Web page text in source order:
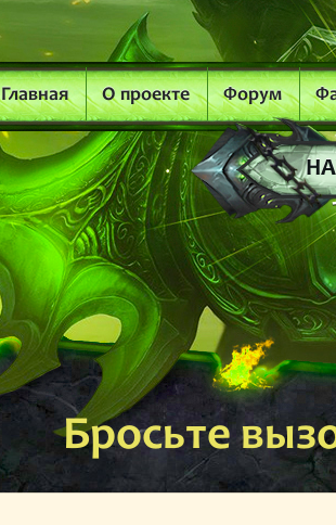
Главная О проекте Форум
Бросьте